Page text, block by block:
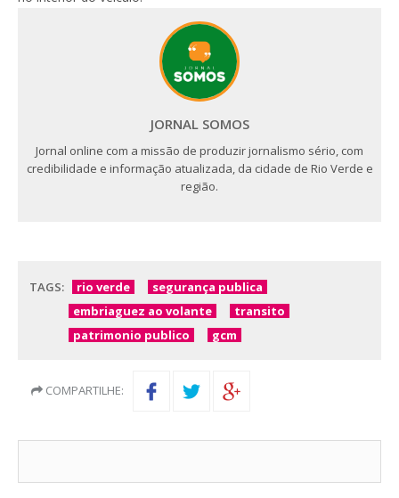
JORNAL SOMOS
Jornal online com a missão de produzir jornalismo sério, com
credibilidade e informação atualizada, da cidade de Rio Verde e
região.
TAGS: rio verde
segurança publica
embriaguez ao volante
transito
patrimonio publico
gcm
COMPARTILHE: